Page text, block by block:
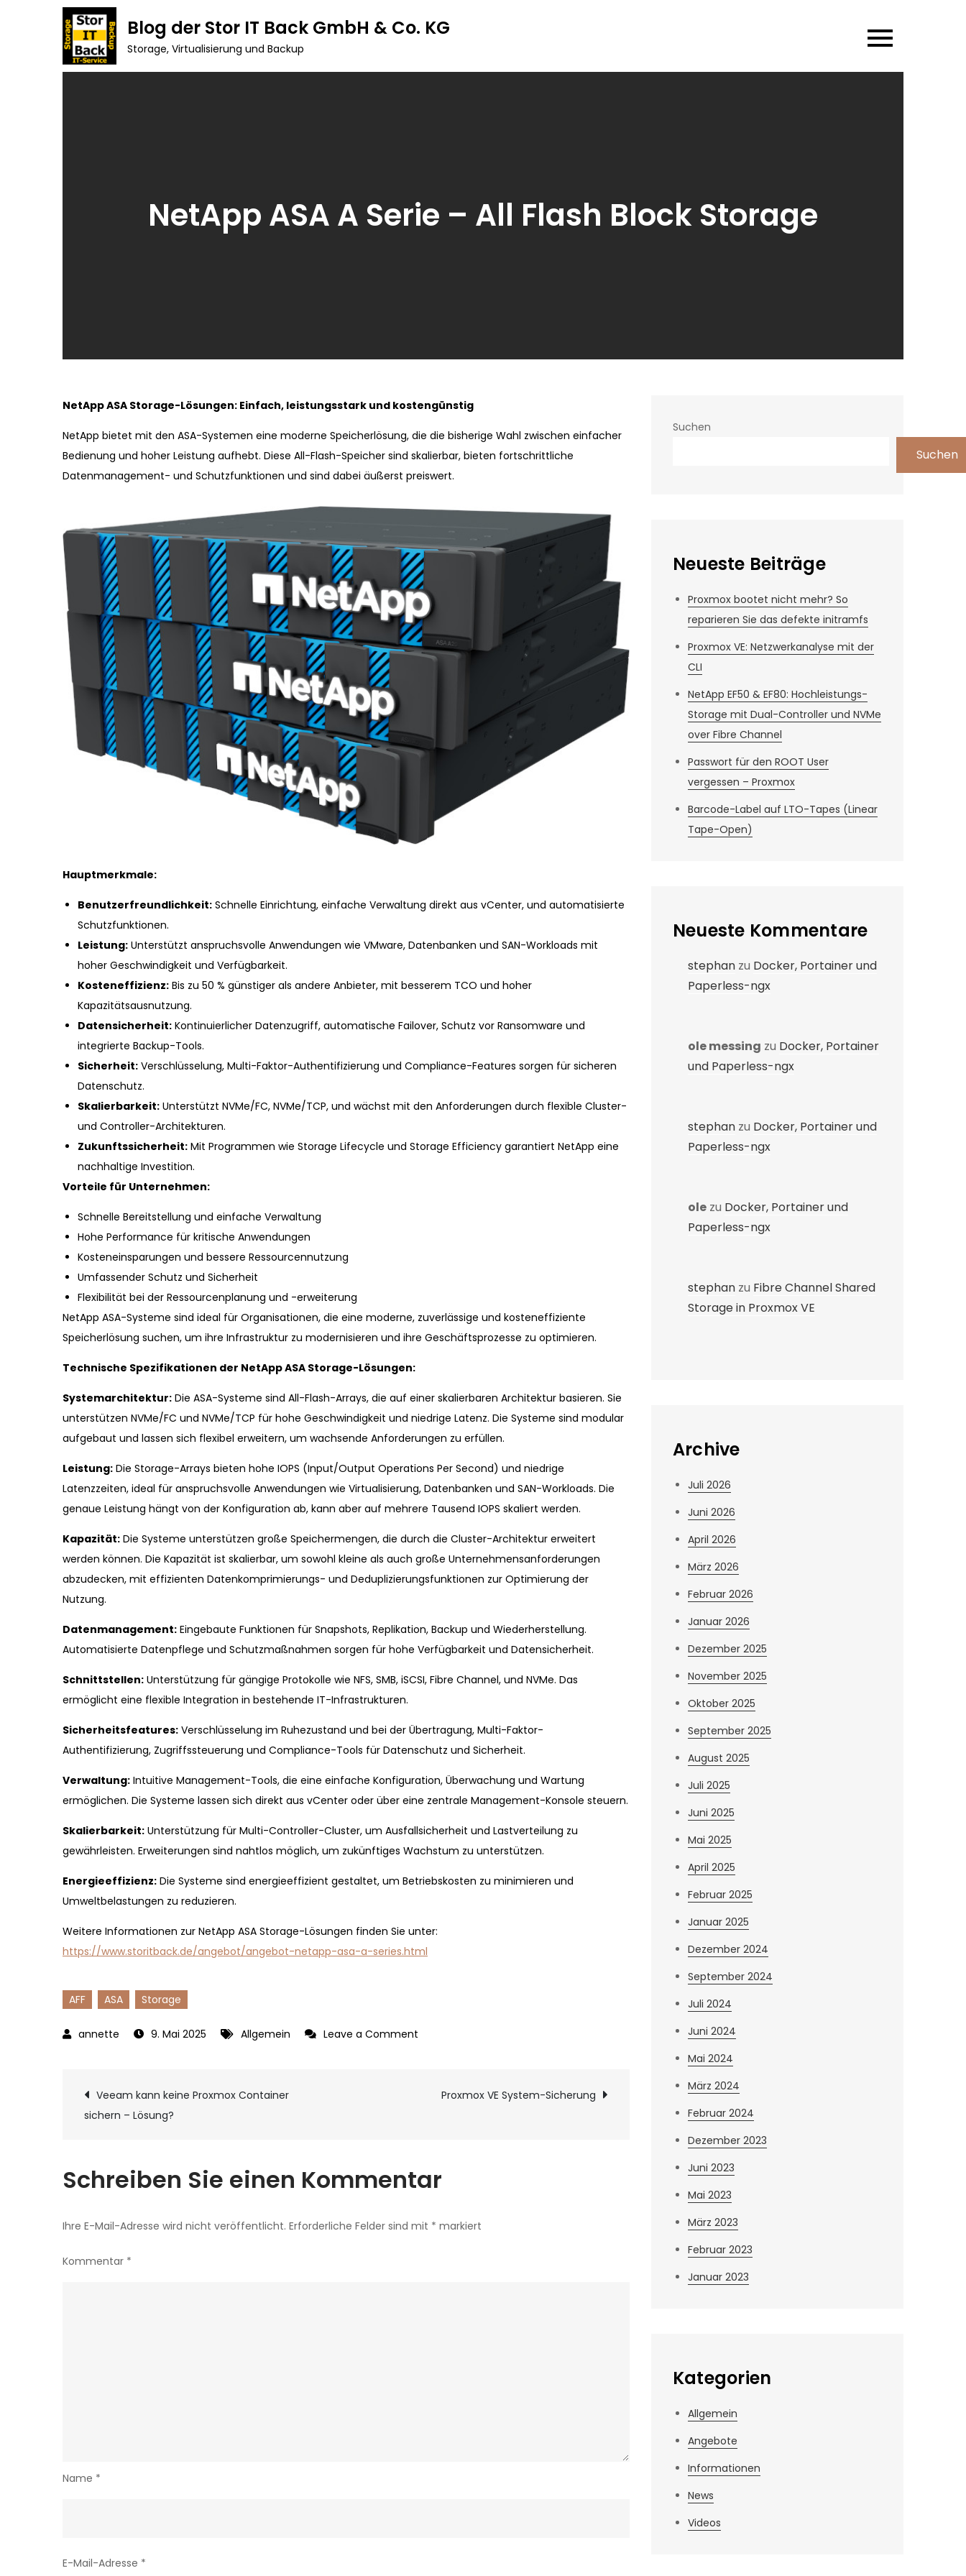
Blog der Stor IT Back GmbH & Co. KG
Storage, Virtualisierung und Backup
NetApp ASA A Serie – All Flash Block Storage
NetApp ASA Storage-Lösungen: Einfach, leistungsstark und kostengünstig
NetApp bietet mit den ASA-Systemen eine moderne Speicherlösung, die die bisherige Wahl zwischen einfacher
Bedienung und hoher Leistung aufhebt. Diese All-Flash-Speicher sind skalierbar, bieten fortschrittliche
Datenmanagement- und Schutzfunktionen und sind dabei äußerst preiswert.
Hauptmerkmale:
Benutzerfreundlichkeit: Schnelle Einrichtung, einfache Verwaltung direkt aus vCenter, und automatisierte
Schutzfunktionen.
Leistung: Unterstützt anspruchsvolle Anwendungen wie VMware, Datenbanken und SAN-Workloads mit
hoher Geschwindigkeit und Verfügbarkeit.
Kosteneffizienz: Bis zu 50 % günstiger als andere Anbieter, mit besserem TCO und hoher
Kapazitätsausnutzung.
Datensicherheit: Kontinuierlicher Datenzugriff, automatische Failover, Schutz vor Ransomware und
integrierte Backup-Tools.
Sicherheit: Verschlüsselung, Multi-Faktor-Authentifizierung und Compliance-Features sorgen für sicheren
Datenschutz.
Skalierbarkeit: Unterstützt NVMe/FC, NVMe/TCP, und wächst mit den Anforderungen durch flexible Cluster-
und Controller-Architekturen.
Zukunftssicherheit: Mit Programmen wie Storage Lifecycle und Storage Efficiency garantiert NetApp eine
nachhaltige Investition.
Vorteile für Unternehmen:
Schnelle Bereitstellung und einfache Verwaltung
Hohe Performance für kritische Anwendungen
Kosteneinsparungen und bessere Ressourcennutzung
Umfassender Schutz und Sicherheit
Flexibilität bei der Ressourcenplanung und -erweiterung
NetApp ASA-Systeme sind ideal für Organisationen, die eine moderne, zuverlässige und kosteneffiziente
Speicherlösung suchen, um ihre Infrastruktur zu modernisieren und ihre Geschäftsprozesse zu optimieren.
Technische Spezifikationen der NetApp ASA Storage-Lösungen:
Systemarchitektur: Die ASA-Systeme sind All-Flash-Arrays, die auf einer skalierbaren Architektur basieren. Sie
unterstützen NVMe/FC und NVMe/TCP für hohe Geschwindigkeit und niedrige Latenz. Die Systeme sind modular
aufgebaut und lassen sich flexibel erweitern, um wachsende Anforderungen zu erfüllen.
Leistung: Die Storage-Arrays bieten hohe IOPS (Input/Output Operations Per Second) und niedrige
Latenzzeiten, ideal für anspruchsvolle Anwendungen wie Virtualisierung, Datenbanken und SAN-Workloads. Die
genaue Leistung hängt von der Konfiguration ab, kann aber auf mehrere Tausend IOPS skaliert werden.
Kapazität: Die Systeme unterstützen große Speichermengen, die durch die Cluster-Architektur erweitert
werden können. Die Kapazität ist skalierbar, um sowohl kleine als auch große Unternehmensanforderungen
abzudecken, mit effizienten Datenkomprimierungs- und Deduplizierungsfunktionen zur Optimierung der
Nutzung.
Datenmanagement: Eingebaute Funktionen für Snapshots, Replikation, Backup und Wiederherstellung.
Automatisierte Datenpflege und Schutzmaßnahmen sorgen für hohe Verfügbarkeit und Datensicherheit.
Schnittstellen: Unterstützung für gängige Protokolle wie NFS, SMB, iSCSI, Fibre Channel, und NVMe. Das
ermöglicht eine flexible Integration in bestehende IT-Infrastrukturen.
Sicherheitsfeatures: Verschlüsselung im Ruhezustand und bei der Übertragung, Multi-Faktor-
Authentifizierung, Zugriffssteuerung und Compliance-Tools für Datenschutz und Sicherheit.
Verwaltung: Intuitive Management-Tools, die eine einfache Konfiguration, Überwachung und Wartung
ermöglichen. Die Systeme lassen sich direkt aus vCenter oder über eine zentrale Management-Konsole steuern.
Skalierbarkeit: Unterstützung für Multi-Controller-Cluster, um Ausfallsicherheit und Lastverteilung zu
gewährleisten. Erweiterungen sind nahtlos möglich, um zukünftiges Wachstum zu unterstützen.
Energieeffizienz: Die Systeme sind energieeffizient gestaltet, um Betriebskosten zu minimieren und
Umweltbelastungen zu reduzieren.
Weitere Informationen zur NetApp ASA Storage-Lösungen finden Sie unter:
https://www.storitback.de/angebot/angebot-netapp-asa-a-series.html
AFF ASA Storage
9. Mai 2025 Allgemein Leave a Comment
Flash
Beitragsnavigation
Veeam kann keine Proxmox Container
sichern – Lösung?
Proxmox VE System-Sicherung
Schreiben Sie einen Kommentar
Ihre E-Mail-Adresse wird nicht veröffentlicht. Erforderliche Felder sind mit * markiert
Kommentar *
Name *
E-Mail-Adresse *
Suchen
Suchen
Neueste Beiträge
Proxmox bootet nicht mehr? So
reparieren Sie das defekte initramfs
Proxmox VE: Netzwerkanalyse mit der
CLI
NetApp EF50 & EF80: Hochleistungs-
Storage mit Dual-Controller und NVMe
over Fibre Channel
Passwort für den ROOT User
vergessen – Proxmox
Barcode-Label auf LTO-Tapes (Linear
Tape-Open)
Neueste Kommentare
stephan zu Docker, Portainer und
Paperless-ngx
ole messing zu Docker, Portainer
und Paperless-ngx
stephan zu Docker, Portainer und
Paperless-ngx
ole zu Docker, Portainer und
Paperless-ngx
stephan zu Fibre Channel Shared
Storage in Proxmox VE
Archive
Juli 2026
Juni 2026
April 2026
März 2026
Februar 2026
Januar 2026
Dezember 2025
November 2025
Oktober 2025
September 2025
August 2025
Juli 2025
Juni 2025
Mai 2025
April 2025
Februar 2025
Januar 2025
Dezember 2024
September 2024
Juli 2024
Juni 2024
Mai 2024
März 2024
Februar 2024
Dezember 2023
Juni 2023
Mai 2023
März 2023
Februar 2023
Januar 2023
Kategorien
Allgemein
Angebote
Informationen
News
Videos